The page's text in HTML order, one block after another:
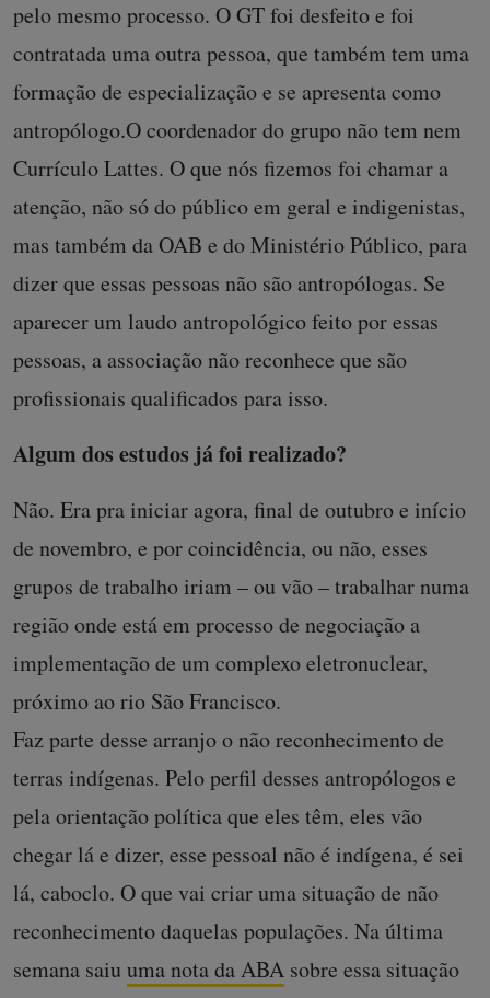
pelo mesmo processo. O GT foi desfeito e foi
contratada uma outra pessoa, que também tem uma
formação de especialização e se apresenta como
antropólogo.O coordenador do grupo não tem nem
Currículo Lattes. O que nós fizemos foi chamar a
atenção, não só do público em geral e indigenistas,
mas também da OAB e do Ministério Público, para
dizer que essas pessoas não são antropólogas. Se
aparecer um laudo antropológico feito por essas
pessoas, a associação não reconhece que são
profissionais qualificados para isso.
Algum dos estudos já foi realizado?
Não. Era pra iniciar agora, final de outubro e início
de novembro, e por coincidência, ou não, esses
grupos de trabalho iriam – ou vão – trabalhar numa
região onde está em processo de negociação a
implementação de um complexo eletronuclear,
próximo ao rio São Francisco.
Faz parte desse arranjo o não reconhecimento de
terras indígenas. Pelo perfil desses antropólogos e
pela orientação política que eles têm, eles vão
chegar lá e dizer, esse pessoal não é indígena, é sei
lá, caboclo. O que vai criar uma situação de não
reconhecimento daquelas populações. Na última
semana saiu uma nota da ABA sobre essa situação